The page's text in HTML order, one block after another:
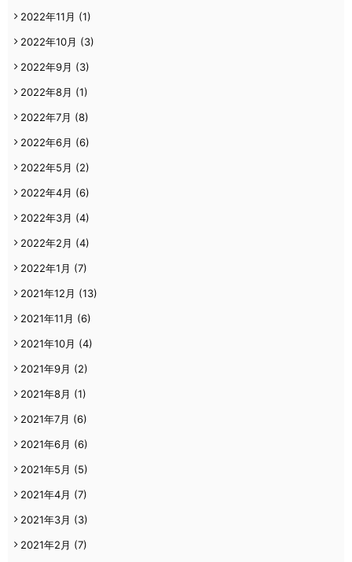
2022年11月 (1)
2022年10月 (3)
2022年9月 (3)
2022年8月 (1)
2022年7月 (8)
2022年6月 (6)
2022年5月 (2)
2022年4月 (6)
2022年3月 (4)
2022年2月 (4)
2022年1月 (7)
2021年12月 (13)
2021年11月 (6)
2021年10月 (4)
2021年9月 (2)
2021年8月 (1)
2021年7月 (6)
2021年6月 (6)
2021年5月 (5)
2021年4月 (7)
2021年3月 (3)
2021年2月 (7)